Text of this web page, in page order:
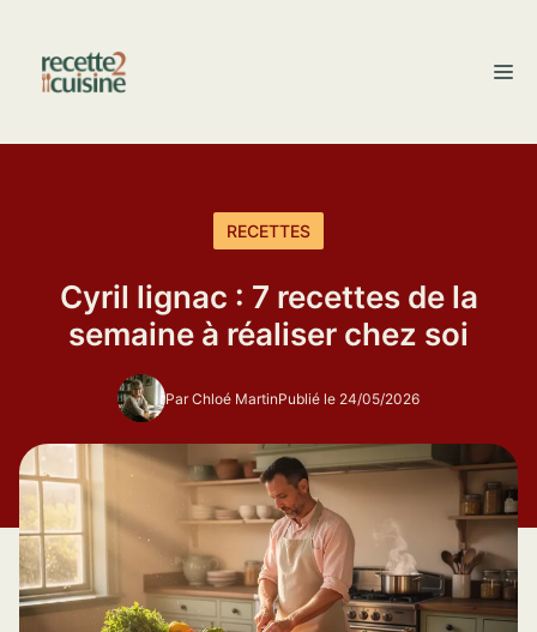
contenu
RECETTES
Cyril lignac : 7 recettes de la
semaine à réaliser chez soi
Par Chloé MartinPublié le 24/05/2026